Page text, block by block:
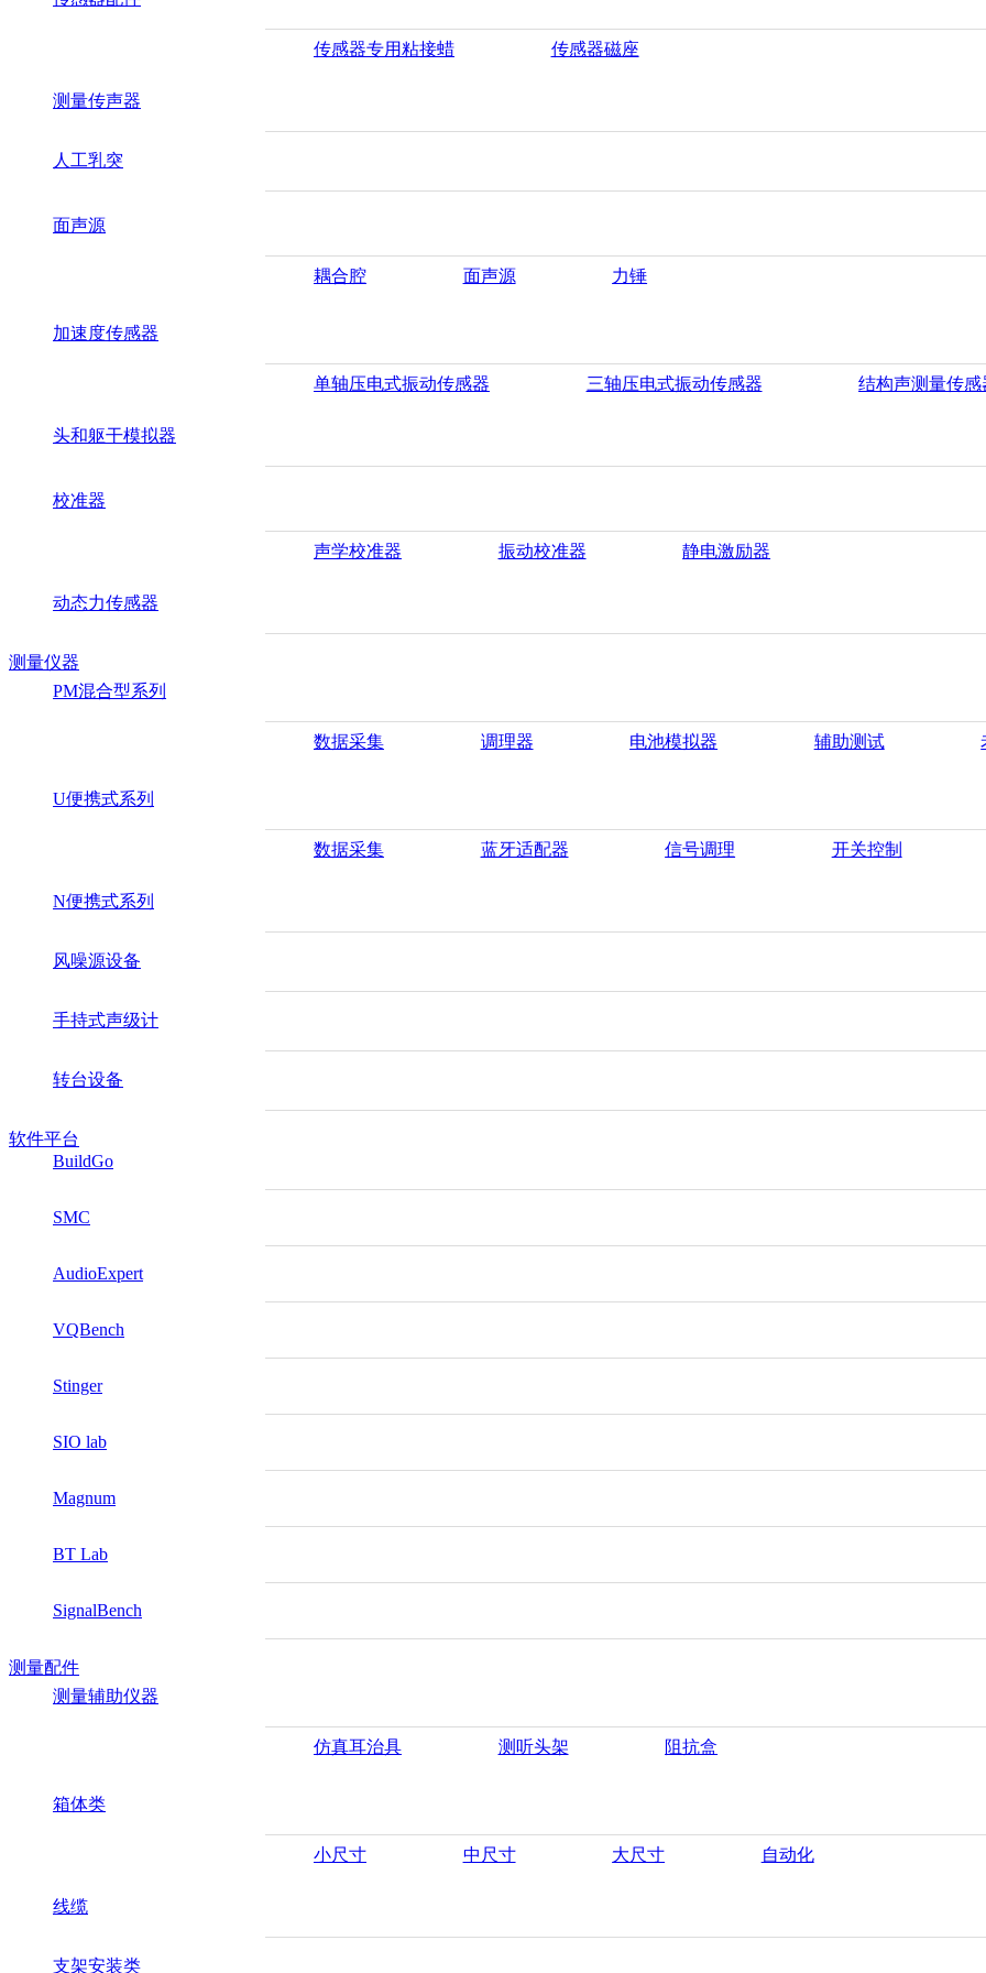
传感器专用粘接蜡 传感器磁座
测量传声器
人工乳突
面声源
耦合腔 面声源 力锤
加速度传感器
单轴压电式振动传感器 三轴压电式振动传感器 结构声测量传感
头和躯干模拟器
校准器
声学校准器 振动校准器 静电激励器
动态力传感器
测量仪器
PM混合型系列
数据采集 调理器 电池模拟器 辅助测试
U便携式系列
数据采集 蓝牙适配器 信号调理 开关控制
N便携式系列
风噪源设备
手持式声级计
转台设备
软件平台
BuildGo
SMC
AudioExpert
VQBench
Stinger
SIO lab
Magnum
BT Lab
SignalBench
测量配件
测量辅助仪器
仿真耳治具 测听头架 阻抗盒
箱体类
小尺寸 中尺寸 大尺寸 自动化
线缆
支架安装类